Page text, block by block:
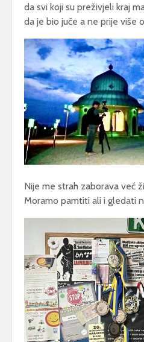
da svi koji su preživjeli kraj
da je bio juče a ne prije više
Nije me strah zaborava već
Moramo pamtiti ali i gledati